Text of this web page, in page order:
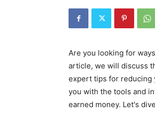
Are you looking for
article, we will discuss
expert tips for reducing
you with the tools and
earned money. Let's